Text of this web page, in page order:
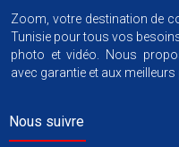
Zoom, votre destination de
Tunisie pour tous vos
photo et vidéo. Nous
avec garantie et aux meilleurs
Nous suivre